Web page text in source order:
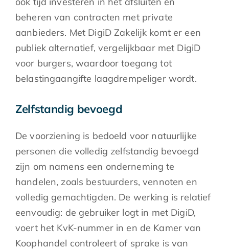
beheren van contracten met private
aanbieders. Met DigiD Zakelijk komt er een
publiek alternatief, vergelijkbaar met DigiD
voor burgers, waardoor toegang tot
belastingaangifte laagdrempeliger wordt.
Zelfstandig bevoegd
De voorziening is bedoeld voor natuurlijke
personen die volledig zelfstandig bevoegd
zijn om namens een onderneming te
handelen, zoals bestuurders, vennoten en
volledig gemachtigden. De werking is relatief
eenvoudig: de gebruiker logt in met DigiD,
voert het KvK-nummer in en de Kamer van
Koophandel controleert of sprake is van